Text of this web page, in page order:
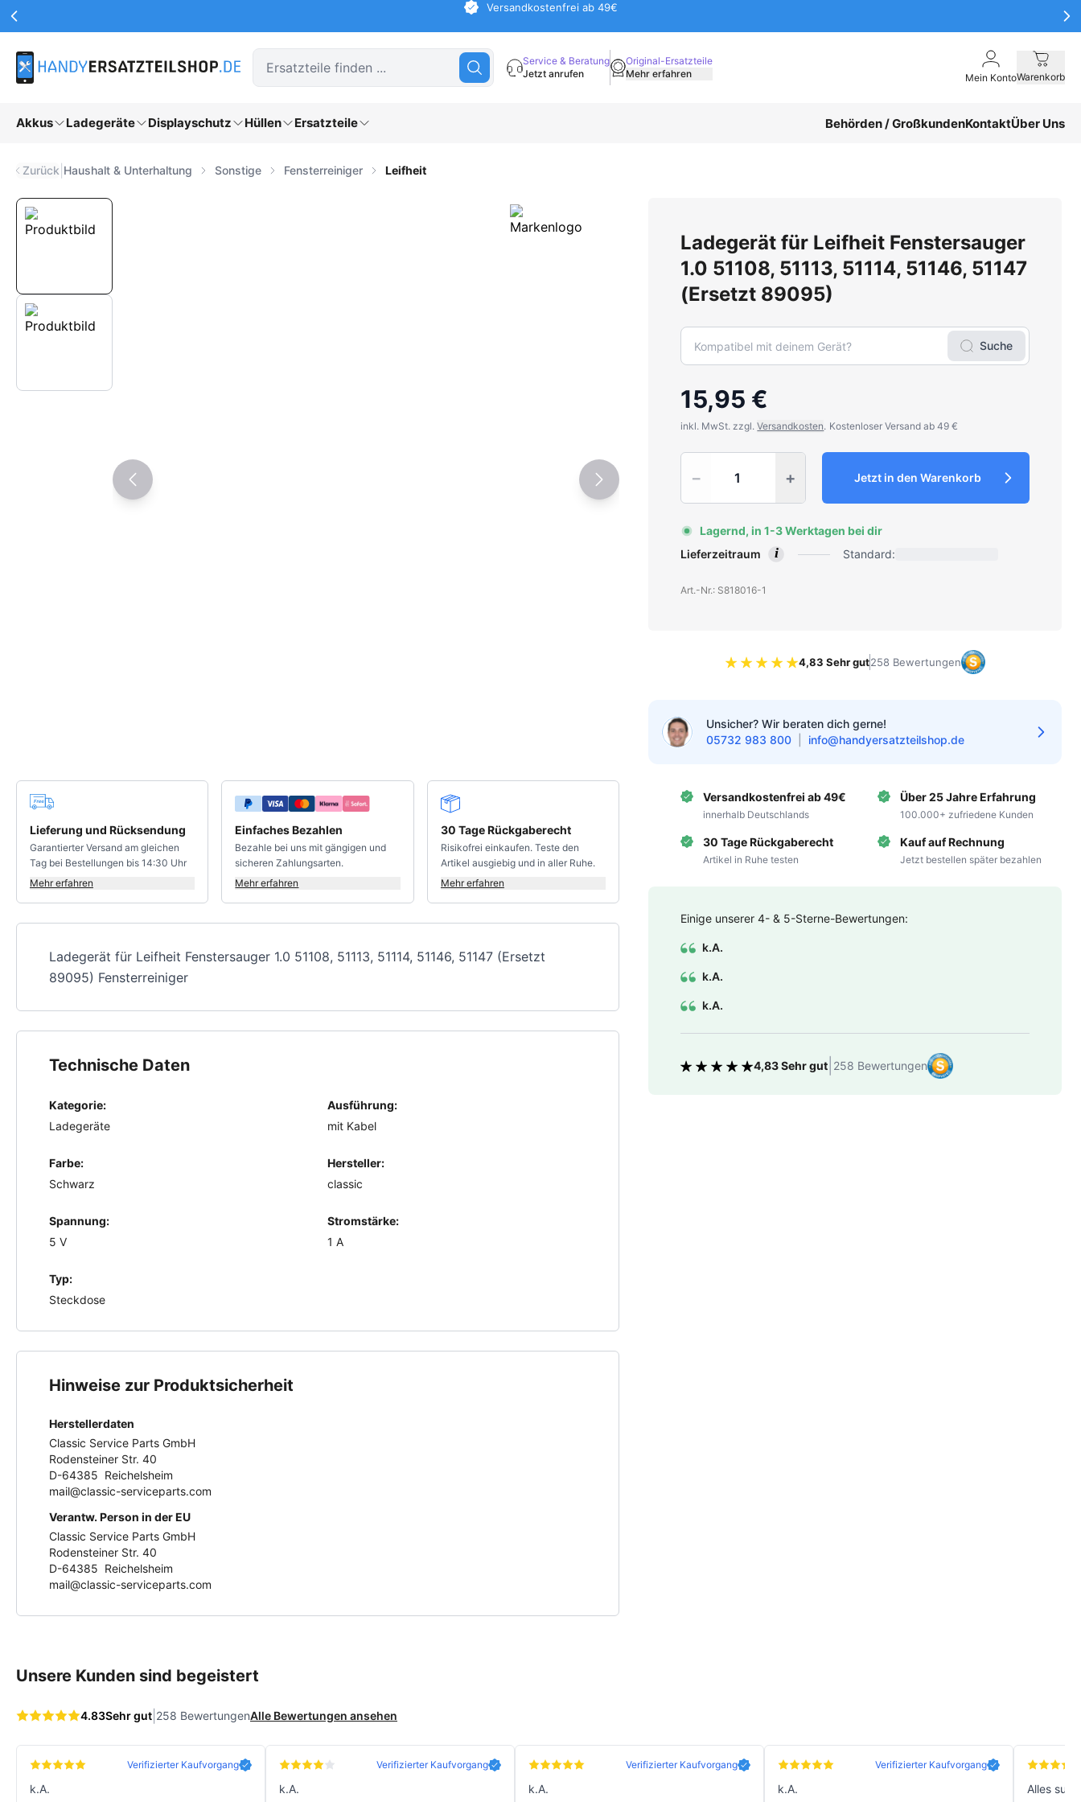
Zum Hauptinhalt springen
Werbeaktionen Kopfzeile Versandkostenfrei ab 49€
Service & Beratung
Jetzt anrufen
Original-Ersatzteile
Mehr erfahren
Mein KontoWarenkorb
Akkus Ladegeräte Displayschutz Hüllen Ersatzteile Behörden / GroßkundenKontaktÜber Uns
Zurück Haushalt & Unterhaltung Sonstige Fensterreiniger Leifheit
Ladegerät für Leifheit Fenstersauger
1.0 51108, 51113, 51114, 51146, 51147
(Ersetzt 89095)
Suche
15,95 €
inkl. MwSt. zzgl.Versandkosten. Kostenloser Versand ab 49 €
− + Jetzt in den Warenkorb
Lagernd, in 1-3 Werktagen bei dir
Lieferzeitraum
i Standard:
Art.-Nr.: S818016-1
Bewertung 4.83 von 5 Sternen
4,83 Sehr gut258 Bewertungen
Unsicher? Wir beraten dich gerne!
05732 983 800
info@handyersatzteilshop.de
Versandkostenfrei ab 49€
innerhalb Deutschlands
Über 25 Jahre Erfahrung
100.000+ zufriedene Kunden
30 Tage Rückgaberecht
Artikel in Ruhe testen
Kauf auf Rechnung
Jetzt bestellen später bezahlen
Einige unserer 4- & 5-Sterne-Bewertungen:
k.A.
k.A.
k.A.
Bewertung 4.83 von 5 Sternen
4,83 Sehr gut 258 Bewertungen
Lieferung und Rücksendung
Garantierter Versand am gleichen
Tag bei Bestellungen bis 14:30 Uhr
Mehr erfahren
Einfaches Bezahlen
Bezahle bei uns mit gängigen und
sicheren Zahlungsarten.
Mehr erfahren
30 Tage Rückgaberecht
Risikofrei einkaufen. Teste den
Artikel ausgiebig und in aller Ruhe.
Mehr erfahren
Ladegerät für Leifheit Fenstersauger 1.0 51108, 51113, 51114, 51146, 51147 (Ersetzt
89095) Fensterreiniger
Technische Daten
Kategorie:
Ladegeräte
Ausführung:
mit Kabel
Farbe:
Schwarz
Hersteller:
classic
Spannung:
5 V
Stromstärke:
1 A
Typ:
Steckdose
Hinweise zur Produktsicherheit
Herstellerdaten
Classic Service Parts GmbH
Rodensteiner Str. 40
D-64385 Reichelsheim
mail@classic-serviceparts.com
Verantw. Person in der EU
Classic Service Parts GmbH
Rodensteiner Str. 40
D-64385 Reichelsheim
mail@classic-serviceparts.com
Unsere Kunden sind begeistert
4.83Sehr gut 258 BewertungenAlle Bewertungen ansehen
Verifizierter Kaufvorgang
k.A.
Verifizierter Kaufvorgang
k.A.
Verifizierter Kaufvorgang
k.A.
Verifizierter Kaufvorgang
k.A. Alles